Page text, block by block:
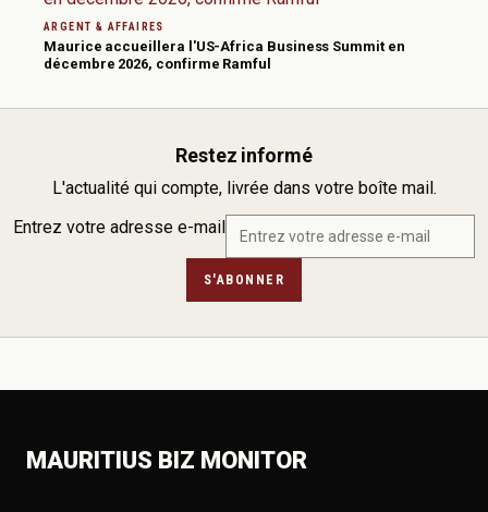
ARGENT & AFFAIRES
Maurice accueillera l'US-Africa Business Summit en
décembre 2026, confirme Ramful
Restez informé
L'actualité qui compte, livrée dans votre boîte mail.
Entrez votre adresse e-mail
S'ABONNER
MAURITIUS BIZ MONITOR